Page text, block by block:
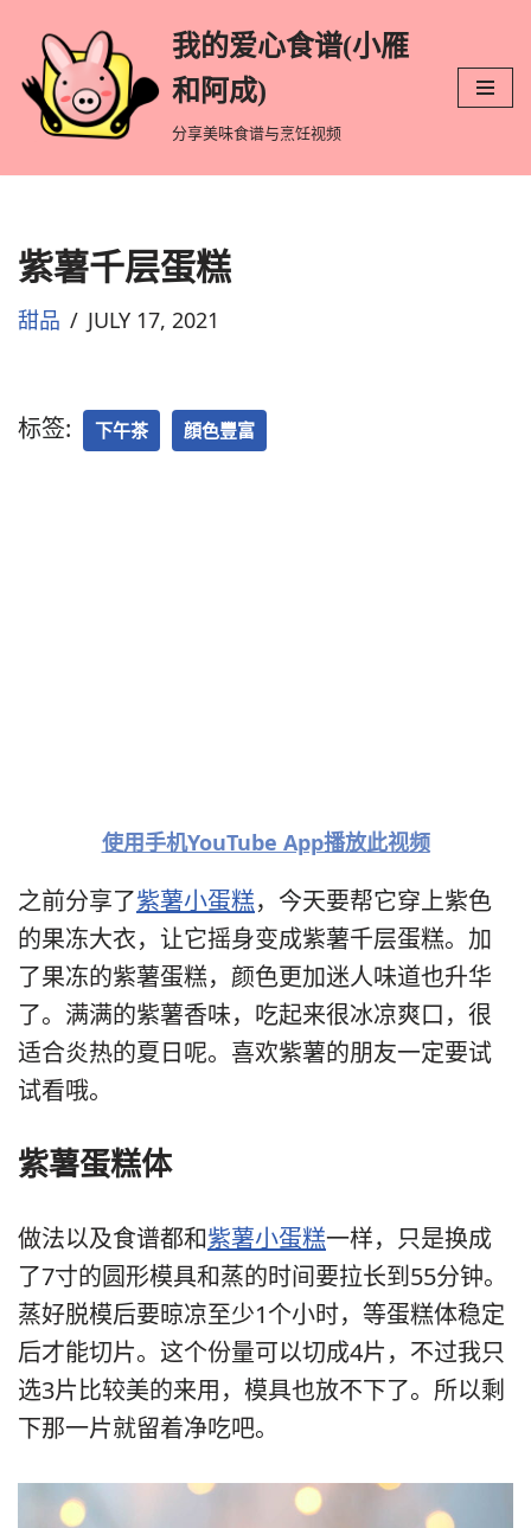
跳
至
文
我的爱心食谱(小雁
和阿成)
分享美味食谱与烹饪视频
紫薯千层蛋糕
甜品 JULY 17, 2021
标签: 下午茶 顔色豐富
使用手机YouTube App播放此视频
之前分享了紫薯小蛋糕，今天要帮它穿上紫色
的果冻大衣，让它摇身变成紫薯千层蛋糕。加
了果冻的紫薯蛋糕，颜色更加迷人味道也升华
了。满满的紫薯香味，吃起来很冰凉爽口，很
适合炎热的夏日呢。喜欢紫薯的朋友一定要试
试看哦。
紫薯蛋糕体
做法以及食谱都和紫薯小蛋糕一样，只是换成
了7寸的圆形模具和蒸的时间要拉长到55分钟。
蒸好脱模后要晾凉至少1个小时，等蛋糕体稳定
后才能切片。这个份量可以切成4片，不过我只
选3片比较美的来用，模具也放不下了。所以剩
下那一片就留着净吃吧。